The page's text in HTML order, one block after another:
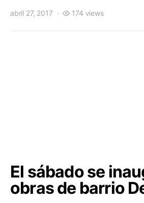
abril 27, 2017 174 views
El sábado se
obras de barrio